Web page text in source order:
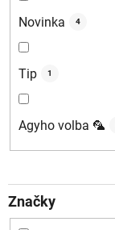
Novinka 4
Tip 1
Agyho volba 🦜
Značky